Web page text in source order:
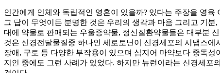
인간에게 인체와 독립적인 영혼이 있을까? 있다는 주장을 영
그 답이 무엇이든 분명한 것은 우리의 생각과 마음 그리고 기
대에 약물로 판매되는 우울증약물, 정신질환약물들은 대부분
것은 신경전달물질중 하나인 세로토닌이 신경세포의 시냅스
장애, 구토 등 다양한 부작용이 있으며 심지어 마약보다 중독
지인 중에도 그런 사례가 있었다. 하지만 뉴런이라는 신경세